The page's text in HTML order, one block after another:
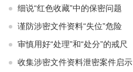
细说“红色收藏”中的保密问题
谨防涉密文件资料“失位”危险
审慎用好“处理”和“处分”的戒尺
收集涉密文件资料泄密案件启示